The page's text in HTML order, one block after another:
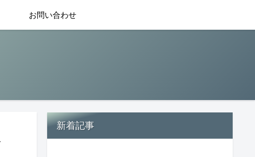
お問い合わせ
新着記事